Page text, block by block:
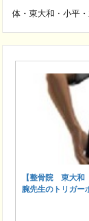
体・東大和・小平・
【整骨院 東大和
腕先生のトリガー